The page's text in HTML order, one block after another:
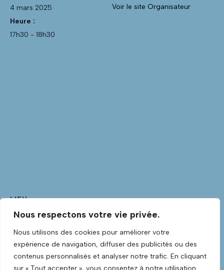
Nous respectons votre vie privée.
Nous utilisons des cookies pour améliorer votre
expérience de navigation, diffuser des publicités ou des
contenus personnalisés et analyser notre trafic. En cliquant
sur « Tout accepter », vous consentez à notre utilisation
4 mars 2025
Heure :
17h30 - 18h30
Voir le site Organisateur
LIEU
Club Guitare